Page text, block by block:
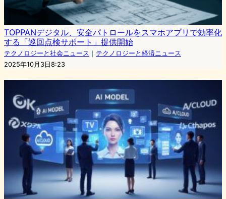
TOPPANデジタル、安全パトロールをスマホアプリで効率化
する「巡回点検サポート」提供開始
テクノロジーと社会ニュース ｜ テクノロジーと経済ニュース
2025年10月3日8:23